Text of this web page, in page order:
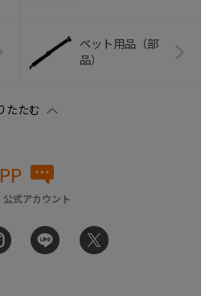
ペット用品（部
品）
公式アカウント